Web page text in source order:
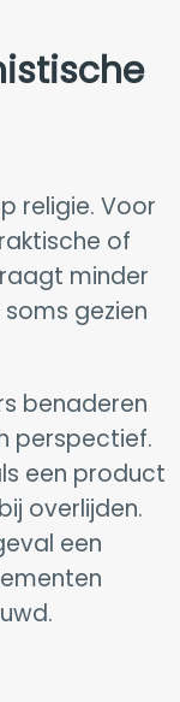
religie. Voor
of
minder
gezien
benaderen
perspectief.
een product
overlijden.
een